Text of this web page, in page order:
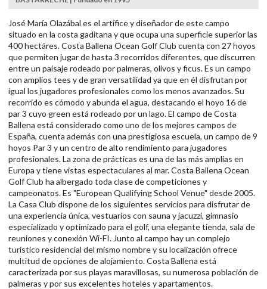
José María Olazábal es el artífice y diseñador de este campo
situado en la costa gaditana y que ocupa una superficie superior las
400 hectáres. Costa Ballena Ocean Golf Club cuenta con 27 hoyos
que permiten jugar de hasta 3 recorridos diferentes, que discurren
entre un paisaje rodeado por palmeras, olivos y ficus. Es un campo
con amplios tees y de gran versatilidad ya que en él disfrutan por
igual los jugadores profesionales como los menos avanzados. Su
recorrido es cómodo y abunda el agua, destacando el hoyo 16 de
par 3 cuyo green está rodeado por un lago. El campo de Costa
Ballena está considerado como uno de los mejores campos de
España, cuenta además con una prestigiosa escuela, un campo de 9
hoyos Par 3 y un centro de alto rendimiento para jugadores
profesionales. La zona de prácticas es una de las más amplias en
Europa y tiene vistas espectaculares al mar. Costa Ballena Ocean
Golf Club ha albergado toda clase de competiciones y
campeonatos. Es "European Qualifying School Venue" desde 2005.
La Casa Club dispone de los siguientes servicios para disfrutar de
una experiencia única, vestuarios con sauna y jacuzzi, gimnasio
especializado y optimizado para el golf, una elegante tienda, sala de
reuniones y conexión Wi-FI. Junto al campo hay un complejo
turístico residencial del mismo nombre y su localización ofrece
multitud de opciones de alojamiento. Costa Ballena está
caracterizada por sus playas maravillosas, su numerosa población de
palmeras y por sus excelentes hoteles y apartamentos.